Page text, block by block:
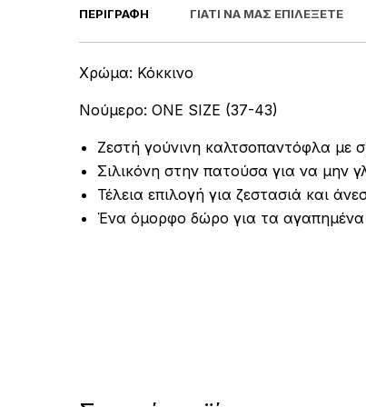
ΠΕΡΙΓΡΑΦΉ ΓΙΑΤΊ ΝΑ ΜΑΣ ΕΠΙΛΈΞΕΤΕ
Χρώμα: Κόκκινο
Νούμερο: ONE SIZE (37-43)
Ζεστή γούνινη καλτσοπαντόφλα με
Σιλικόνη στην πατούσα για να μην
Τέλεια επιλογή για ζεστασιά και
Ένα όμορφο δώρο για τα